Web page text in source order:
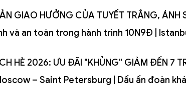
GIAO HƯỞNG CỦA TUYẾT TRẮNG, ÁNH
và an toàn trong hành trình 10N9Đ |
HÈ 2026: ƯU ĐÃI "KHỦNG" GIẢM ĐẾN 7
– Saint Petersburg | Dấu ấn đoàn